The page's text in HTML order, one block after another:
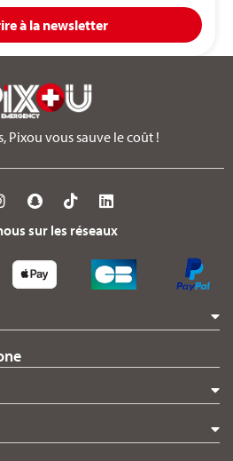
à la newsletter
Pixou vous sauve le coût !
sur les réseaux